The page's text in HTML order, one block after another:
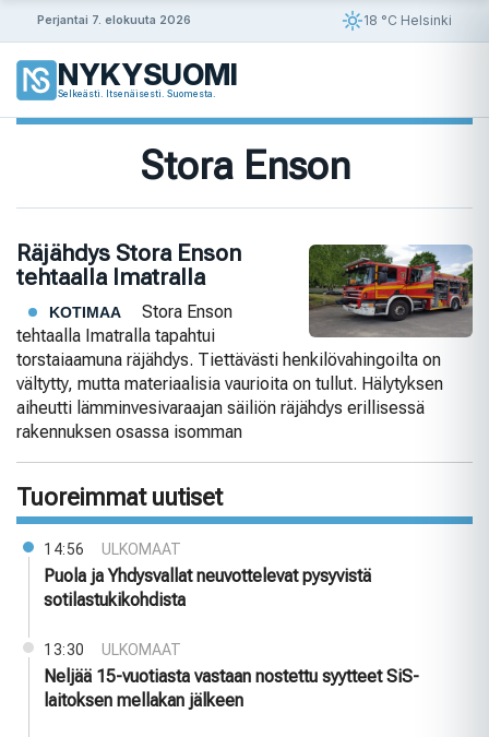
Perjantai 7. elokuuta 2026 18 °C Helsinki
NYKYSUOMI
Selkeästi. Itsenäisesti. Suomesta.
Stora Enson
Räjähdys Stora Enson
tehtaalla Imatralla
KOTIMAA
Stora Enson
tehtaalla Imatralla tapahtui
torstaiaamuna räjähdys. Tiettävästi henkilövahingoilta on
vältytty, mutta materiaalisia vaurioita on tullut. Hälytyksen
aiheutti lämminvesivaraajan säiliön räjähdys erillisessä
rakennuksen osassa isomman
Tuoreimmat uutiset
14:56 ULKOMAAT
Puola ja Yhdysvallat neuvottelevat pysyvistä
sotilastukikohdista
13:30 ULKOMAAT
Neljää 15-vuotiasta vastaan nostettu syytteet SiS-
laitoksen mellakan jälkeen